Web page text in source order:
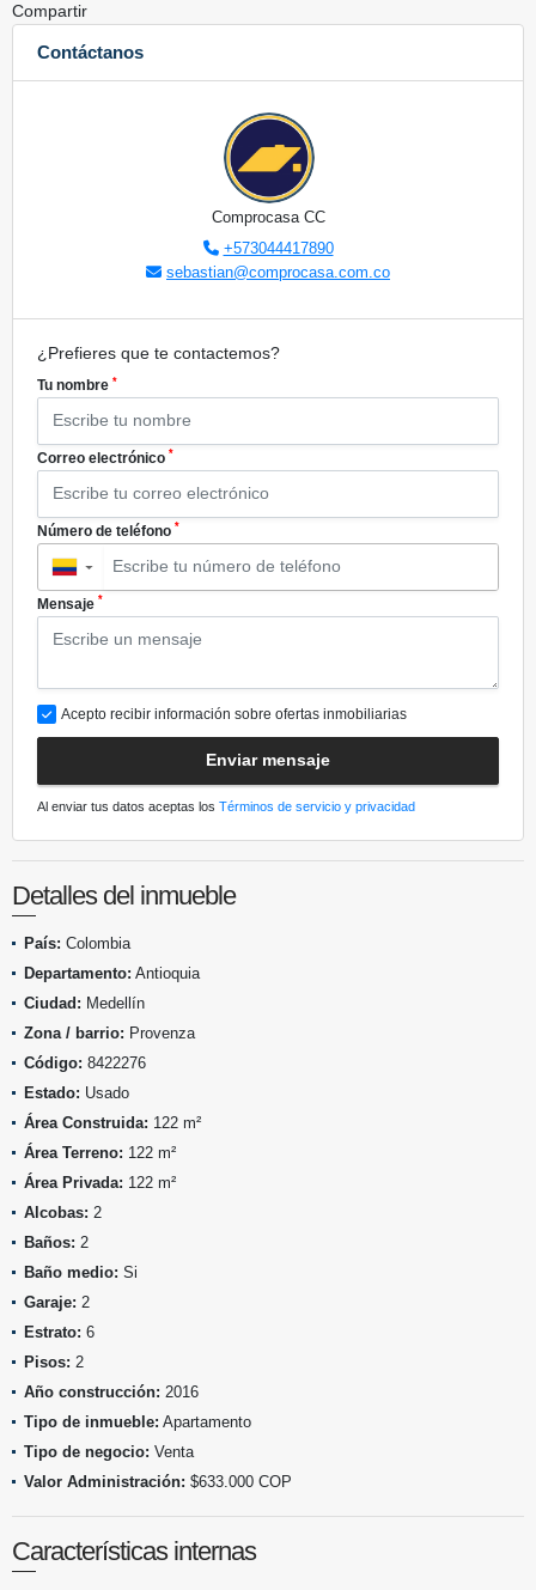
Compartir
Contáctanos
Comprocasa CC
+573044417890
sebastian@comprocasa.com.co
¿Prefieres que te contactemos?
Tu nombre *
Correo electrónico *
Número de teléfono *
▼
Mensaje *
Acepto recibir información sobre ofertas inmobiliarias
Enviar mensaje
Al enviar tus datos aceptas los Términos de servicio y privacidad
Detalles del inmueble
País: Colombia
Departamento: Antioquia
Ciudad: Medellín
Zona / barrio: Provenza
Código: 8422276
Estado: Usado
Área Construida: 122 m²
Área Terreno: 122 m²
Área Privada: 122 m²
Alcobas: 2
Baños: 2
Baño medio: Si
Garaje: 2
Estrato: 6
Pisos: 2
Año construcción: 2016
Tipo de inmueble: Apartamento
Tipo de negocio: Venta
Valor Administración: $633.000 COP
Características internas